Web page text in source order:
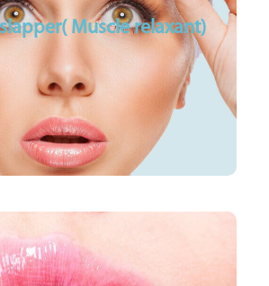
Muscle relaxant)
Frons rimpels
Liplines
Voorhoofd rimpels
Fillers